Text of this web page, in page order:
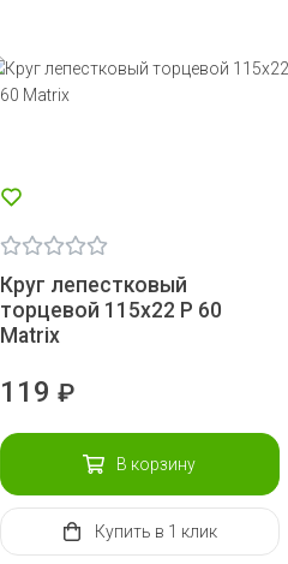
Круг лепестковый
торцевой 115х22 Р 60
Matrix
119 ₽
В корзину
Купить в 1 клик